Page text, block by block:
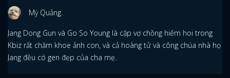
Mỳ Quảng
Jang Dong Gun và Go So Young là cặp vợ chồng hiếm hoi trong
Kbiz rất chăm khoe ảnh con, và cả hoàng tử và công chúa nhà họ
Jang đều có gen đẹp của cha mẹ.